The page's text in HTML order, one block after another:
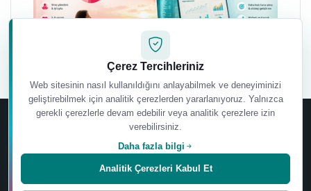
Çerez Tercihleriniz
Web sitesinin nasıl kullanıldığını anlayabilmek ve deneyiminizi
geliştirebilmek için analitik çerezlerden yararlanıyoruz. Yalnızca
gerekli çerezlerle devam edebilir veya analitik çerezlere izin
verebilirsiniz.
Daha fazla bilgi
Analitik Çerezleri Kabul Et